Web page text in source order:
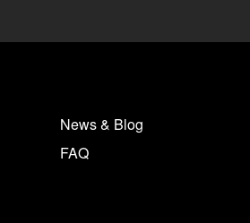
News & Blog
FAQ